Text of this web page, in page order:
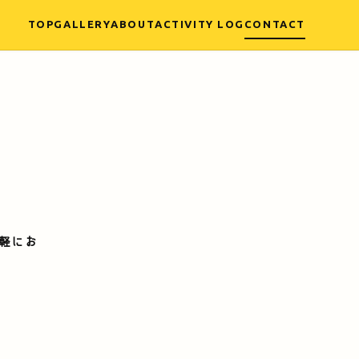
TOPGALLERYABOUT ACTIVITY LOG CONTACT
にお